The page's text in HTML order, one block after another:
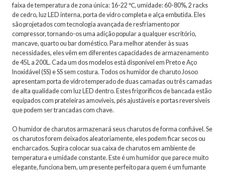
faixa de temperatura de zona única: 16-22 ℃, umidade: 60-80%, 2 racks
de cedro, luz LED interna, porta de vidro completa e alça embutida. Eles
são projetados com tecnologia avançada de resfriamento por
compressor, tornando-os uma adição popular a qualquer escritório,
mancave, quarto ou bar doméstico. Para melhor atender às suas
necessidades, eles vêm em diferentes capacidades de armazenamento
de 45L a 200L. Cada um dos modelos está disponível em Preto e Aço
Inoxidável (SS) e SS sem costura. Todos os humidor de charuto Josoo
apresentam porta de vidro temperado de duas camadas ou três camadas
de alta qualidade com luz LED dentro. Estes frigoríficos de bancada estão
equipados com prateleiras amovíveis, pés ajustáveis e portas reversíveis
que podem ser trancadas com chave.
O humidor de charutos armazenará seus charutos de forma confiável. Se
os charutos forem deixados aleatoriamente, eles podem ficar secos ou
encharcados. Sugira colocar sua caixa de charutos em ambiente de
temperatura e umidade constante. Este é um humidor que parece muito
elegante, funciona bem, um presente perfeito para quem é um fumante